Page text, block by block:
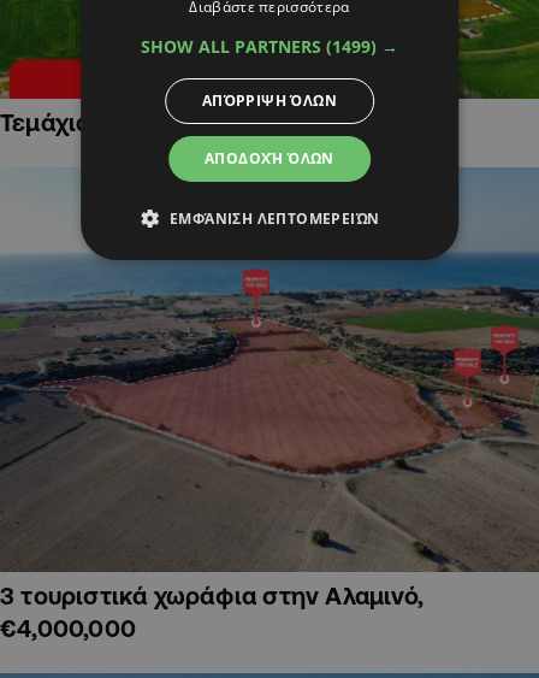
Τεμάχια Γης σε Οικιστικές Περιοχές
3 τουριστικά χωράφια στην Αλαμινό,
€4,000,000
Διαβάστε περισσότερα
SHOW ALL PARTNERS (1499) →
ΑΠΟΔΟΧΉ ΌΛΩΝ
ΑΠΌΡΡΙΨΗ ΌΛΩΝ
ΕΜΦΆΝΙΣΗ ΛΕΠΤΟΜΕΡΕΙΏΝ